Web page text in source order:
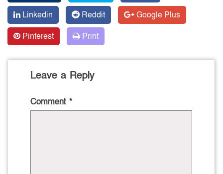
Linkedin
Reddit
Google Plus
Pinterest
Print
Leave a Reply
Comment *